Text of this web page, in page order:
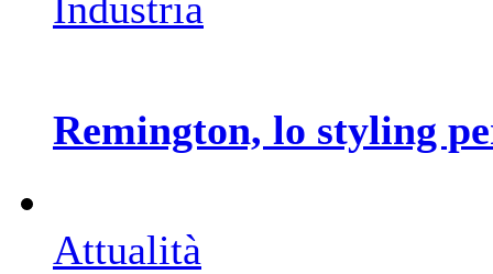
Remington, lo styling
Attualità